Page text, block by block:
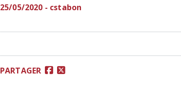
25/05/2020 - cstabon
PARTAGER